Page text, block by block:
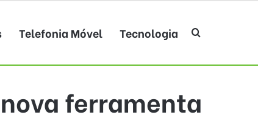
Telefonia Móvel Tecnologia Procurar por
ferramenta